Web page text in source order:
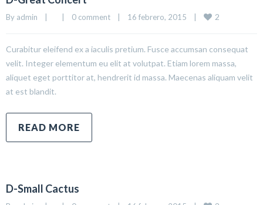
By admin 0 comment 16 febrero, 2015 2
Curabitur eleifend ex a iaculis pretium. Fusce accumsan consequat
velit. Integer elementum eu elit at volutpat. Etiam lorem massa,
aliquet eget porttitor at, hendrerit id massa. Maecenas aliquam velit
at est blandit.
READ MORE
D-Small Cactus